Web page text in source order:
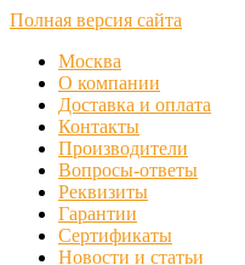
Полная версия сайта
Москва
О компании
Доставка и оплата
Контакты
Производители
Вопросы-ответы
Реквизиты
Гарантии
Сертификаты
Новости и статьи